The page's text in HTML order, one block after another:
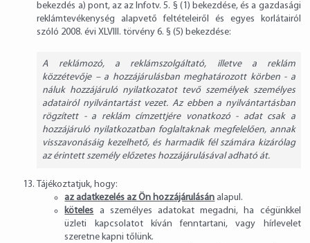
bekezdés a) pont, az az Infotv. 5. § (1) bekezdése, és a gazdasági
reklámtevékenység alapvető feltételeiről és egyes korlátairól
szóló 2008. évi XLVIII. törvény 6. § (5) bekezdése:
A reklámozó, a reklámszolgáltató, illetve a reklám
közzétevője – a hozzájárulásban meghatározott körben - a
náluk hozzájáruló nyilatkozatot tevő személyek személyes
adatairól nyilvántartást vezet. Az ebben a nyilvántartásban
rögzített - a reklám címzettjére vonatkozó - adat csak a
hozzájáruló nyilatkozatban foglaltaknak megfelelően, annak
visszavonásáig kezelhető, és harmadik fél számára kizárólag
az érintett személy előzetes hozzájárulásával adható át.
Tájékoztatjuk, hogy:
az adatkezelés az Ön hozzájárulásán alapul.
köteles a személyes adatokat megadni, ha cégünkkel
üzleti kapcsolatot kíván fenntartani, vagy hírlevelet
szeretne kapni tőlünk.